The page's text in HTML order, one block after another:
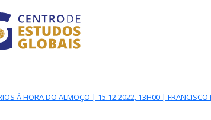
DE ESTUDOS
À HORA DO ALMOÇO | 15.12.2022, 13H00 | FRANCISCO